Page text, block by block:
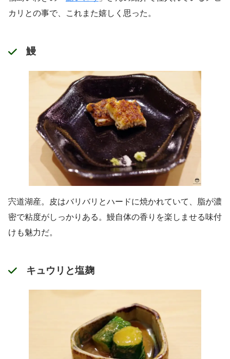
カリとの事で、これまた嬉しく思った。
鰻
宍道湖産。皮はバリバリとハードに焼かれていて、脂が濃
密で粘度がしっかりある。鰻自体の香りを楽しませる味付
けも魅力だ。
キュウリと塩麹